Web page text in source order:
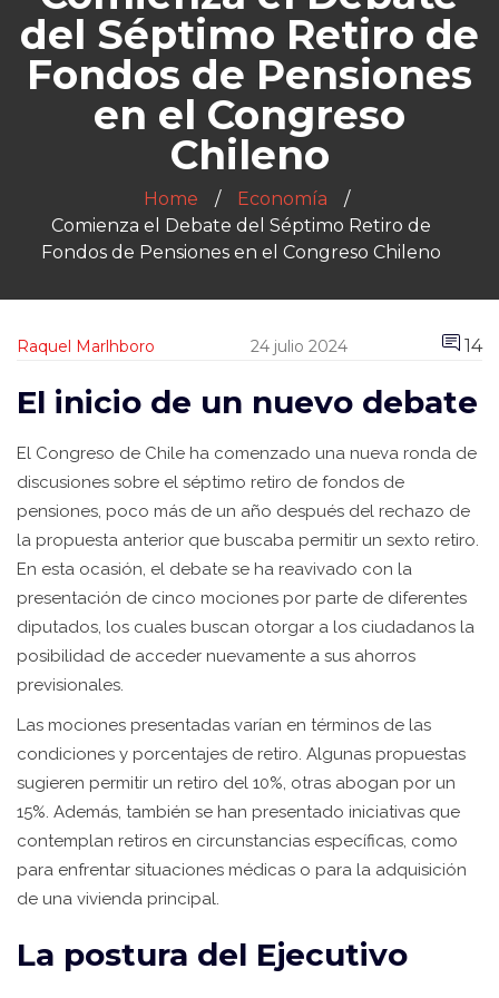
del Séptimo Retiro de
Fondos de Pensiones
en el Congreso
Chileno
Home
Economía
Comienza el Debate del Séptimo Retiro de
Fondos de Pensiones en el Congreso Chileno
Raquel Marlhboro 24 julio 2024 14
El inicio de un nuevo debate
El Congreso de Chile ha comenzado una nueva ronda de
discusiones sobre el séptimo retiro de fondos de
pensiones, poco más de un año después del rechazo de
la propuesta anterior que buscaba permitir un sexto retiro.
En esta ocasión, el debate se ha reavivado con la
presentación de cinco mociones por parte de diferentes
diputados, los cuales buscan otorgar a los ciudadanos la
posibilidad de acceder nuevamente a sus ahorros
previsionales.
Las mociones presentadas varían en términos de las
condiciones y porcentajes de retiro. Algunas propuestas
sugieren permitir un retiro del 10%, otras abogan por un
15%. Además, también se han presentado iniciativas que
contemplan retiros en circunstancias específicas, como
para enfrentar situaciones médicas o para la adquisición
de una vivienda principal.
La postura del Ejecutivo